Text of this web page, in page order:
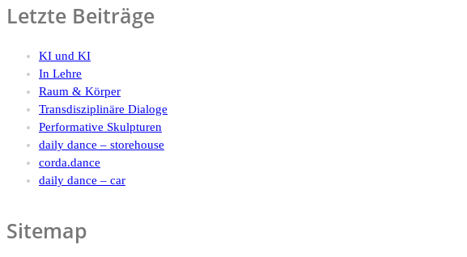
Letzte Beiträge
KI und KI
In Lehre
Raum & Körper
Transdisziplinäre Dialoge
Performative Skulpturen
daily dance – storehouse
corda.dance
daily dance – car
Sitemap